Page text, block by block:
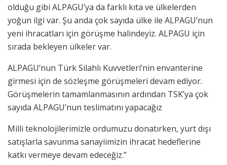
olduğu gibi ALPAGU’ya da farklı kıta ve ülkelerden
yoğun ilgi var. Şu anda çok sayıda ülke ile ALPAGU’nun
yeni ihracatları için görüşme halindeyiz. ALPAGU için
sırada bekleyen ülkeler var.
ALPAGU’nun Türk Silahlı Kuvvetleri’nin envanterine
girmesi için de sözleşme görüşmeleri devam ediyor.
Görüşmelerin tamamlanmasının ardından TSK’ya çok
sayıda ALPAGU’nun teslimatını yapacağız
Milli teknolojilerimizle ordumuzu donatırken, yurt dışı
satışlarla savunma sanayiimizin ihracat hedeflerine
katkı vermeye devam edeceğiz.”